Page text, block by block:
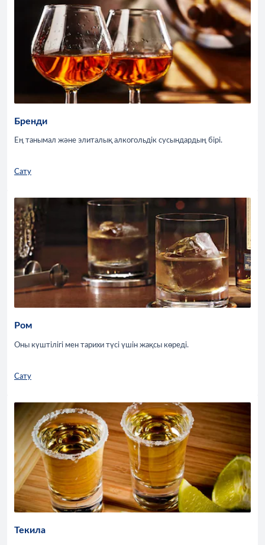
Бренди
Ең танымал және элиталық алкогольдік сусындардың бірі.
Сату
Ром
Оны күштілігі мен тарихи түсі үшін жақсы көреді.
Сату
Текила